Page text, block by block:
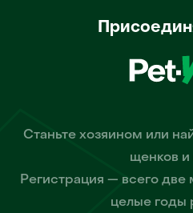
Станьте хозяином или
щенков и
Регистрация — всего
целые годы